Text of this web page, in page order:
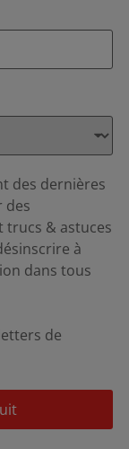
des dernières
des
& astuces
à
dans tous
de